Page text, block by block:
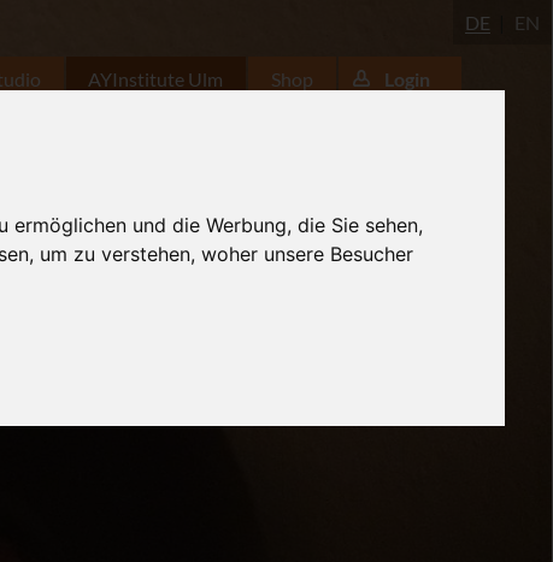
und die Werbung, die Sie sehen,
um zu verstehen, woher unsere Besucher
DE EN
AYInstitute Ulm Shop Login